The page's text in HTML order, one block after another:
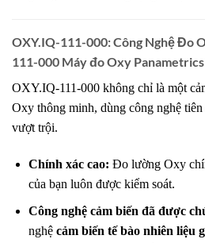
OXY.IQ-111-000: Công Nghệ Đo
111-000 Máy đo Oxy
OXY.IQ-111-000 không chỉ là một
Oxy thông minh, dùng công nghệ
vượt trội.
Chính xác cao: Đo lường Oxy
của bạn luôn được kiểm soát.
Công nghệ cảm biến đã được
nghệ cảm biến tế bào nhiên liệu